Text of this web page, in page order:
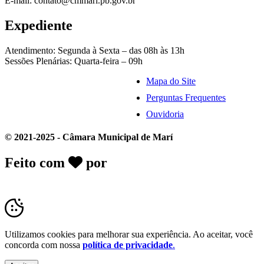
Expediente
Atendimento: Segunda à Sexta – das 08h às 13h
Sessões Plenárias: Quarta-feira – 09h
Mapa do Site
Perguntas Frequentes
Ouvidoria
© 2021-2025 - Câmara Municipal de Marí
Feito com por
Utilizamos cookies para melhorar sua experiência. Ao aceitar, você
concorda com nossa política de privacidade.